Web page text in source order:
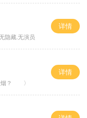
隐藏.无演员
详情
烟？ 〉
详情